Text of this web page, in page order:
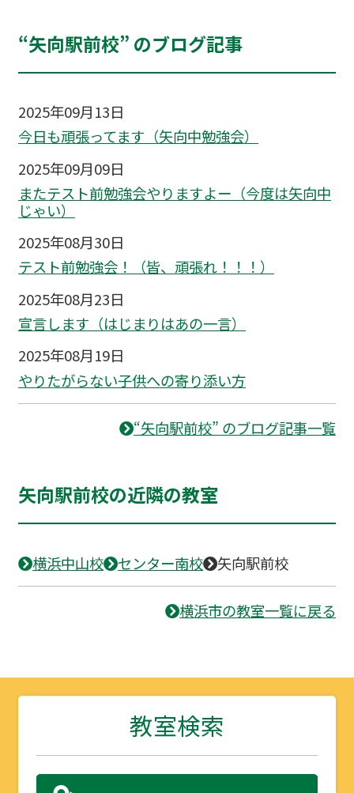
“矢向駅前校” のブログ記事
2025年09月13日
今日も頑張ってます（矢向中勉強会）
2025年09月09日
またテスト前勉強会やりますよー（今度は矢向中
じゃい）
2025年08月30日
テスト前勉強会！（皆、頑張れ！！！）
2025年08月23日
宣言します（はじまりはあの一言）
2025年08月19日
やりたがらない子供への寄り添い方
“矢向駅前校” のブログ記事一覧
矢向駅前校の近隣の教室
横浜中山校 センター南校 矢向駅前校
横浜市の教室一覧に戻る
教室検索